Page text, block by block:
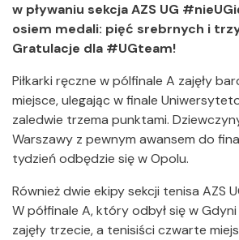
w pływaniu sekcja AZS UG
osiem medali: pięć srebrnych i
Gratulacje dla #UGteam!
Piłkarki ręczne w pólfinale A zajęły
miejsce, ulegając w finale
zaledwie trzema punktami.
Warszawy z pewnym awansem do
tydzień odbędzie się w Opolu.
Również dwie ekipy sekcji tenisa AZS
W półfinale A, który odbył się w
zajęły trzecie, a tenisiści czwarte